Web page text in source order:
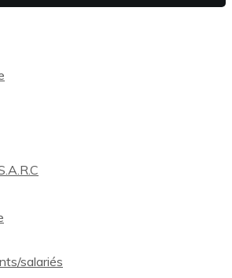
salariés